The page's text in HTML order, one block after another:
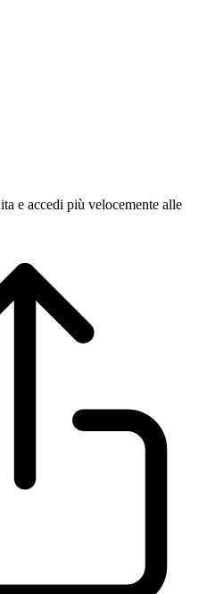
e accedi più velocemente alle